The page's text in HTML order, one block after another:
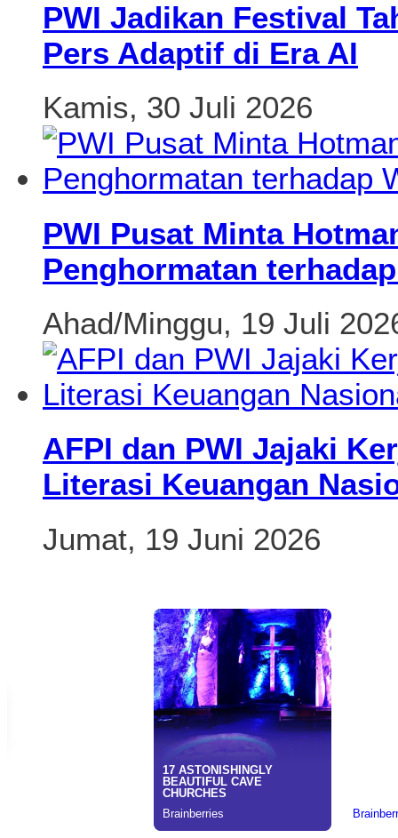
PWI Jadikan Festival
Pers Adaptif di Era AI
Kamis, 30 Juli 2026
PWI Pusat Minta
Penghormatan
Ahad/Minggu, 19 Juli
AFPI dan PWI Jajaki
Literasi Keuangan
Jumat, 19 Juni 2026